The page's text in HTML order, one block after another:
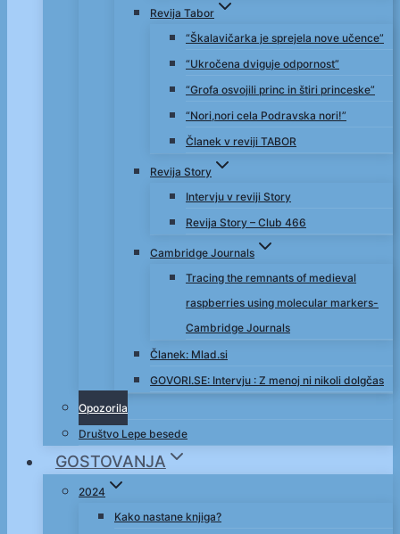
Revija Tabor
“Škalavičarka je sprejela nove učence”
“Ukročena dviguje odpornost”
“Grofa osvojili princ in štiri princeske”
“Nori,nori cela Podravska nori!”
Članek v reviji TABOR
Revija Story
Intervju v reviji Story
Revija Story – Club 466
Cambridge Journals
Tracing the remnants of medieval
raspberries using molecular markers-
Cambridge Journals
Članek: Mlad.si
GOVORI.SE: Intervju : Z menoj ni nikoli dolgčas
Opozorila
Društvo Lepe besede
GOSTOVANJA
2024
Kako nastane knjiga?